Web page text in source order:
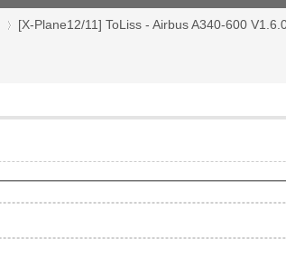
[X-Plane12/11] ToLiss - Airbus A340-600